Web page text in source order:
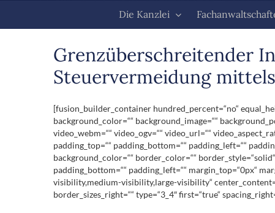
Die Kanzlei
Grenzüberschreitender
Steuervermeidung
[fusion_builder_container hundred_percent=“no“
background_color=““ background_image=““
video_webm=““ video_ogv=““ video_url=““
padding_top=““ padding_bottom=““ padding_left=““
background_color=““ border_color=““
padding_bottom=““ padding_left=““ margin_top=“0px“
visibility,medium-visibility,large-visibility“
border_sizes_right=““ type=“3_4″ first=“true“